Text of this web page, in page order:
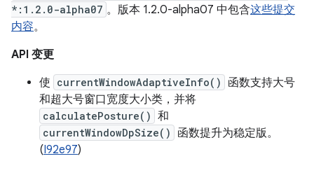
*:1.2.0-alpha07 。版本 1.2.0-alpha07 中包含这些提交
内容。
API 变更
使 currentWindowAdaptiveInfo()
函数支持大号
和超大号窗口宽度大小类，并将
calculatePosture() 和
currentWindowDpSize()
函数提升为稳定版。
(I92e97)